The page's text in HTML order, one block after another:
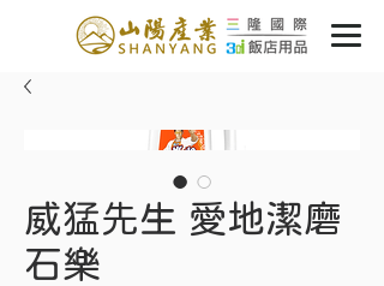
威猛先生 愛地潔磨
石樂